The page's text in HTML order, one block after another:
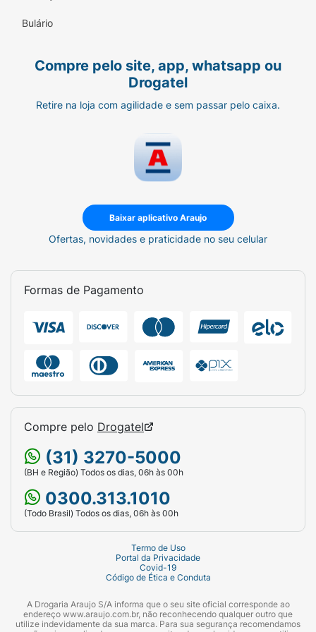
Bulário
Compre pelo site, app, whatsapp ou
Drogatel
Retire na loja com agilidade e sem passar pelo caixa.
Baixar aplicativo Araujo
Ofertas, novidades e praticidade no seu celular
Formas de Pagamento
Compre pelo Drogatel
(31) 3270-5000
(BH e Região) Todos os dias, 06h às 00h
0300.313.1010
(Todo Brasil) Todos os dias, 06h às 00h
Termo de Uso
Portal da Privacidade
Covid-19
Código de Ética e Conduta
A Drogaria Araujo S/A informa que o seu site oficial corresponde ao
endereço www.araujo.com.br, não reconhecendo qualquer outro que
utilize indevidamente da sua marca. Para sua segurança recomendamos